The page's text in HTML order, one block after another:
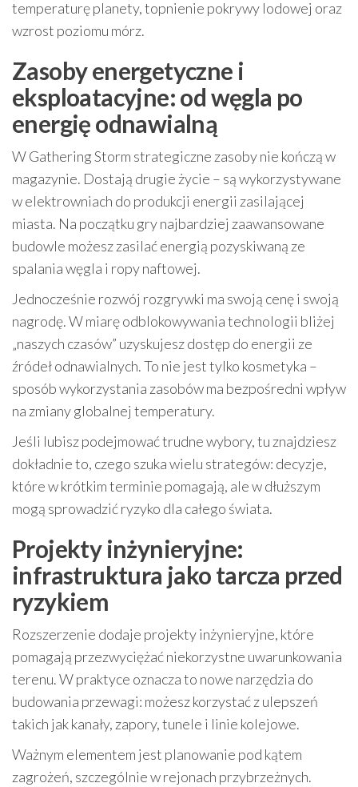
temperaturę planety, topnienie pokrywy lodowej oraz
wzrost poziomu mórz.
Zasoby energetyczne i
eksploatacyjne: od węgla po
energię odnawialną
W Gathering Storm strategiczne zasoby nie kończą w
magazynie. Dostają drugie życie – są wykorzystywane
w elektrowniach do produkcji energii zasilającej
miasta. Na początku gry najbardziej zaawansowane
budowle możesz zasilać energią pozyskiwaną ze
spalania węgla i ropy naftowej.
Jednocześnie rozwój rozgrywki ma swoją cenę i swoją
nagrodę. W miarę odblokowywania technologii bliżej
„naszych czasów” uzyskujesz dostęp do energii ze
źródeł odnawialnych. To nie jest tylko kosmetyka –
sposób wykorzystania zasobów ma bezpośredni wpływ
na zmiany globalnej temperatury.
Jeśli lubisz podejmować trudne wybory, tu znajdziesz
dokładnie to, czego szuka wielu strategów: decyzje,
które w krótkim terminie pomagają, ale w dłuższym
mogą sprowadzić ryzyko dla całego świata.
Projekty inżynieryjne:
infrastruktura jako tarcza przed
ryzykiem
Rozszerzenie dodaje projekty inżynieryjne, które
pomagają przezwyciężać niekorzystne uwarunkowania
terenu. W praktyce oznacza to nowe narzędzia do
budowania przewagi: możesz korzystać z ulepszeń
takich jak kanały, zapory, tunele i linie kolejowe.
Ważnym elementem jest planowanie pod kątem
zagrożeń, szczególnie w rejonach przybrzeżnych.